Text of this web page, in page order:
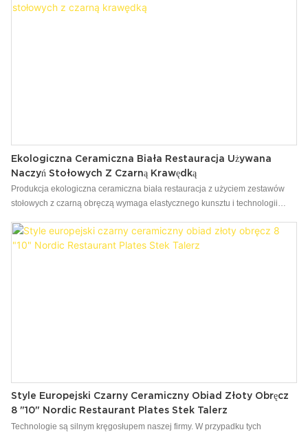
Dzięki tym doskonałym cechom przyniesie wiele wygody użytkownikom.
Ekologiczna Ceramiczna Biała Restauracja Używana
Naczyń Stołowych Z Czarną Krawędką
Produkcja ekologiczna ceramiczna biała restauracja z użyciem zestawów
stołowych z czarną obręczą wymaga elastycznego kunsztu i technologii
zestawy obiadowe.
Style Europejski Czarny Ceramiczny Obiad Złoty Obręcz
8 "10" Nordic Restaurant Plates Stek Talerz
Technologie są silnym kręgosłupem naszej firmy. W przypadku tych